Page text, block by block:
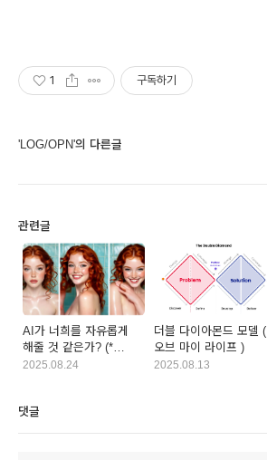
1 구독하기
'LOG/OPN'의 다른글
관련글
AI가 너희를 자유롭게
해줄 것 같은가? (*
이미지)
2025.08.24
더블 다이아몬드 모델 (
오브 마이 라이프 )
2025.08.13
댓글